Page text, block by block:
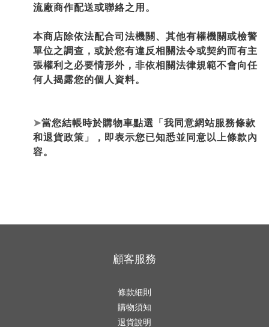
流廠商作配送或聯絡之用。
本商店除依法配合司法機關、其他有權機關或檢警
單位之調查，或於您有違反相關法令或契約而有主
張權利之必要情形外，非依相關法律規範不會向任
何人揭露您的個人資料。
➤當您結帳時於購物車點選「我同意網站服務條款
和退貨政策」，即表示您已知悉並同意以上條款內
容。
顧客服務
條款細則
購物須知
退貨說明